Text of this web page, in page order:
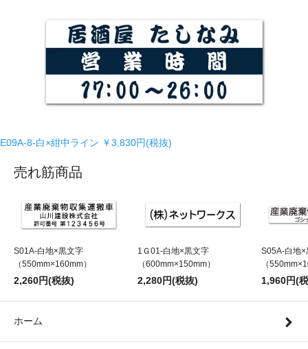
E09A-8-白×紺中ライン ￥3,830円(税抜)
売れ筋商品
S01A-白地×黒文字
（550mm×160mm）
2,260円(税抜)
1Ｇ01-白地×黒文字
（600mm×150mm）
2,280円(税抜)
S05A-白地×
（
1,960円(
ホーム